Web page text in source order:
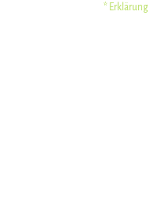
* Erklärung